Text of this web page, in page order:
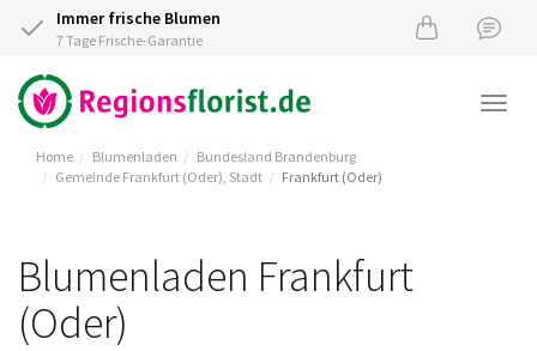
Immer frische Blumen
7 Tage Frische-Garantie
Home Blumenladen
Bundesland Brandenburg
Gemeinde Frankfurt (Oder), Stadt
Frankfurt (Oder)
Blumenladen Frankfurt
(Oder)